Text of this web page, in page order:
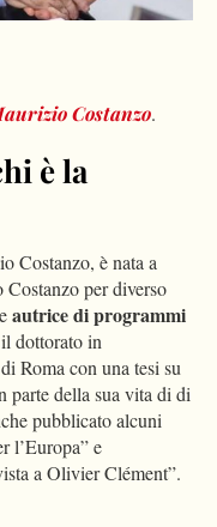
Costanzo.
è la
Costanzo, è nata a
per diverso
autrice di programmi
dottorato in
Roma con una tesi su
parte della sua vita di di
pubblicato alcuni
l’Europa” e
a Olivier Clément”.